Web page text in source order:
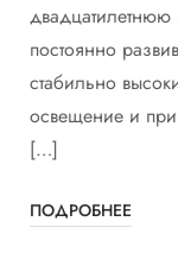
постоянно
стабильно
освещение и
[…]
ПОДРОБНЕЕ